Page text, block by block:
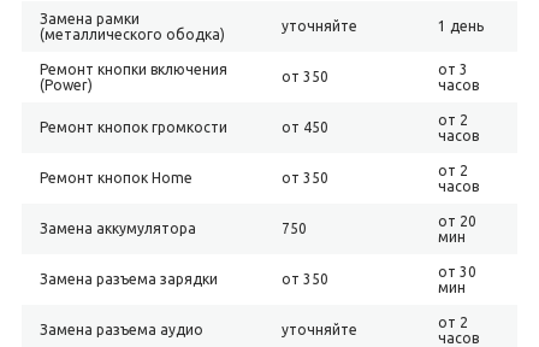
Замена рамки
(металлического ободка)
уточняйте 1 день
Ремонт кнопки включения
(Power)
от 350
от 3
часов
Ремонт кнопок громкости от 450
от 2
часов
Ремонт кнопок Home от 350
от 2
часов
Замена аккумулятора 750
от 20
мин
Замена разъема зарядки от 350
от 30
мин
Замена разъема аудио уточняйте
от 2
часов